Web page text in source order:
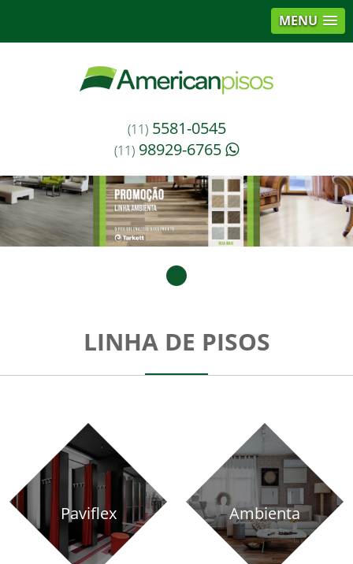
MENU
(11)5581-0545
(11) 98929-6765
LINHA DE PISOS
Paviflex Ambienta